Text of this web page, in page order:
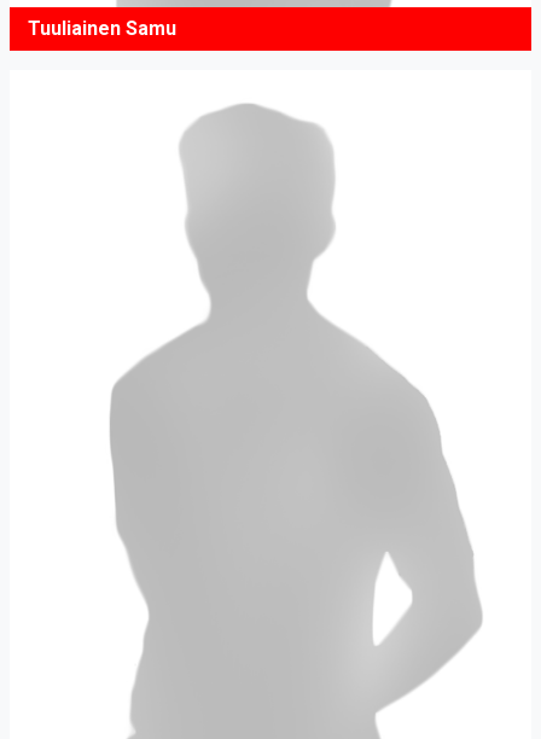
Tuuliainen Samu